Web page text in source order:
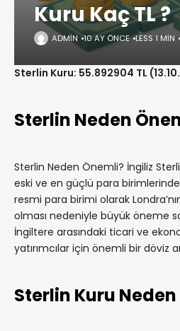
Kuru Kaç TL ?
ADMIN 10 AY ÖNCE LESS 1 MIN
Sterlin Kuru: 55.892904 TL
Sterlin Neden
Sterlin Neden Önemli? İngiliz
eski ve en güçlü para birimlerinden
resmi para birimi olarak
olması nedeniyle büyük öneme
İngiltere arasındaki ticari ve
yatırımcılar için önemli bir döviz
Sterlin Kuru